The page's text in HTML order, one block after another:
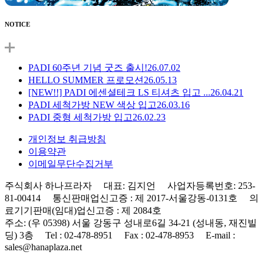
NOTICE
PADI 60주년 기념 굿즈 출시!26.07.02
HELLO SUMMER 프로모션 26.05.13
[NEW!!] PADI 에센셜테크 LS 티셔츠 입고 ...26.04.21
PADI 세척가방 NEW 색상 입고26.03.16
PADI 중형 세척가방 입고26.02.23
개인정보 취급방침
이용약관
이메일무단수집거부
주식회사 하나프라자 대표: 김지언 사업자등록번호: 253-
81-00414 통신판매업신고증 : 제 2017-서울강동-0131호 의
료기기판매(임대)업신고증 : 제 2084호
주소: (우 05398) 서울 강동구 성내로6길 34-21 (성내동, 재진빌
딩) 3층 Tel : 02-478-8951 Fax : 02-478-8953 E-mail :
sales@hanaplaza.net